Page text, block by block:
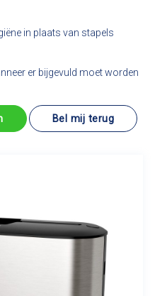
in plaats van stapels
er bijgevuld moet worden
Bel mij terug